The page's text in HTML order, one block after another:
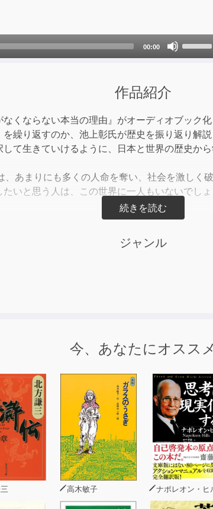
00:00
or
volume.
作品紹介
くならない本当の理由』がオーディオブック化
繰り返すのか、池上彰氏が歴史を振り返り解説
て生きていけるように、日本と世界の歴史から
あまりにも多くの人命を奪い、社会を激しく破
いと思う人は、この世界に一人もいないでしょ
と過去から学び、反省をして、現在と未来に活
本と世界を振り返ることで、そのヒントを提示し
ら直接話を聞くことができる機会は減っており
き書きを基にした書籍で戦争に触れることにな
ができなかったのか。
のか。
分析することが必要です。
ることか。現代史を振り返ることで、冷酷な現
は何を学ぶことができるのか、
転化することがないようにするためには、どう
る本作品をきっかけに、じっくりと考えてみ
ジャンル
今、あなたにオススメ
高木敏子 ナポレオン・ヒ